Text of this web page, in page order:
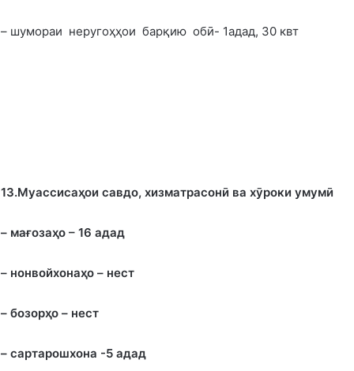
– шумораи неругоҳҳои барқию обӣ- 1адад, 30 квт
13.Муассисаҳои савдо, хизматрасонӣ ва хӯроки умумӣ
– мағозаҳо – 16 адад
– нонвойхонаҳо – нест
– бозорҳо – нест
– сартарошхона -5 адад